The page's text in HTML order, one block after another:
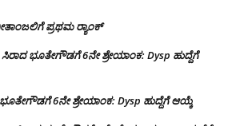
ಪ್ರಥಮ ರ‌್ಯಾಂಕ್
ಸಿರಾದ ಭೂತೇಗೌಡಗೆ 6ನೇ ಶ್ರೇಯಾಂಕ: Dysp ಹುದ್ದೆಗೆ
6ನೇ ಶ್ರೇಯಾಂಕ: Dysp ಹುದ್ದೆಗೆ ಆಯ್ಕೆ